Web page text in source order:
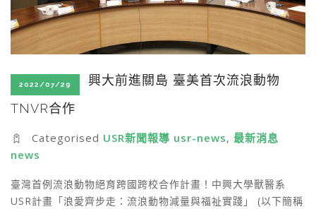
2022/07/29
興大前進關島 臺美首次流浪動物
TNVR合作
Categorised USR新聞報導 usr-news, 最新消息
news
臺灣首例流浪動物絕育跨國跨校合作計畫！中興大學獸醫系
USR計畫「浪愛齊步走：流浪動物減量與福祉實踐」 (以下簡稱